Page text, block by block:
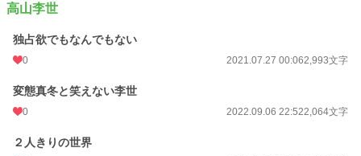
高山李世
独占欲でもなんでもない
0 2021.07.27 00:062,993文字
変態真冬と笑えない李世
0 2022.09.06 22:522,064文字
２人きりの世界